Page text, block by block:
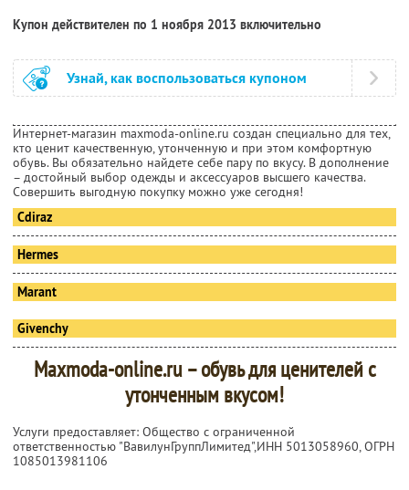
Купон действителен по 1 ноября 2013 включительно
Узнай, как воспользоваться купоном
Интернет-магазин maxmoda-online.ru создан специально для тех,
кто ценит качественную, утонченную и при этом комфортную
обувь. Вы обязательно найдете себе пару по вкусу. В дополнение
– достойный выбор одежды и аксессуаров высшего качества.
Совершить выгодную покупку можно уже сегодня!
Cdiraz
Hermes
Marant
Givenchy
Maxmoda-online.ru – обувь для ценителей с
утонченным вкусом!
Услуги предоставляет: Общество с ограниченной
ответственностью "ВавилунГруппЛимитед",ИНН 5013058960, ОГРН
1085013981106